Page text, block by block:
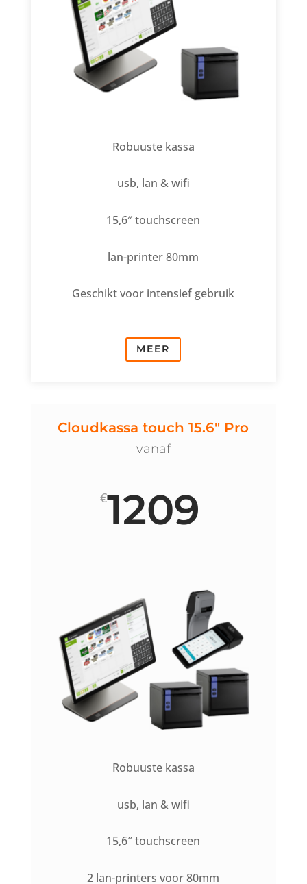
Robuuste kassa
usb, lan & wifi
15,6″ touchscreen
lan-printer 80mm
Geschikt voor intensief gebruik
MEER
Cloudkassa touch 15.6" Pro
vanaf
€1209
Robuuste kassa
usb, lan & wifi
15,6″ touchscreen
2 lan-printers voor 80mm